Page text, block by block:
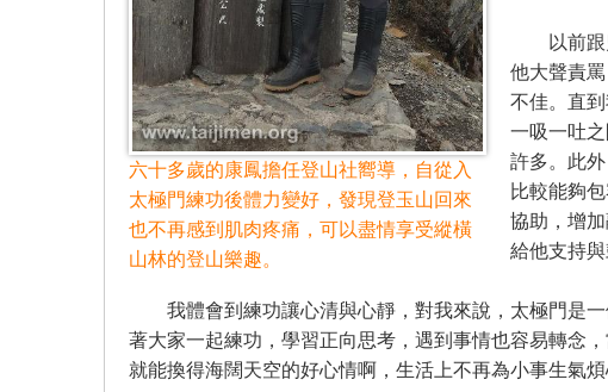
六十多歲的康鳳擔任登山社嚮導，自從入
太極門練功後體力變好，發現登玉山回來
也不再感到肌肉疼痛，可以盡情享受縱橫
山林的登山樂趣。
以前跟兒
他大聲責
不佳。直
一吸一吐
許多。此
比較能夠
協助，增
給他支持與
我體會到練功讓心清與心靜，對我來說，太極門是一
著大家一起練功，學習正向思考，遇到事情也容易轉念
就能換得海闊天空的好心情啊，生活上不再為小事生氣煩